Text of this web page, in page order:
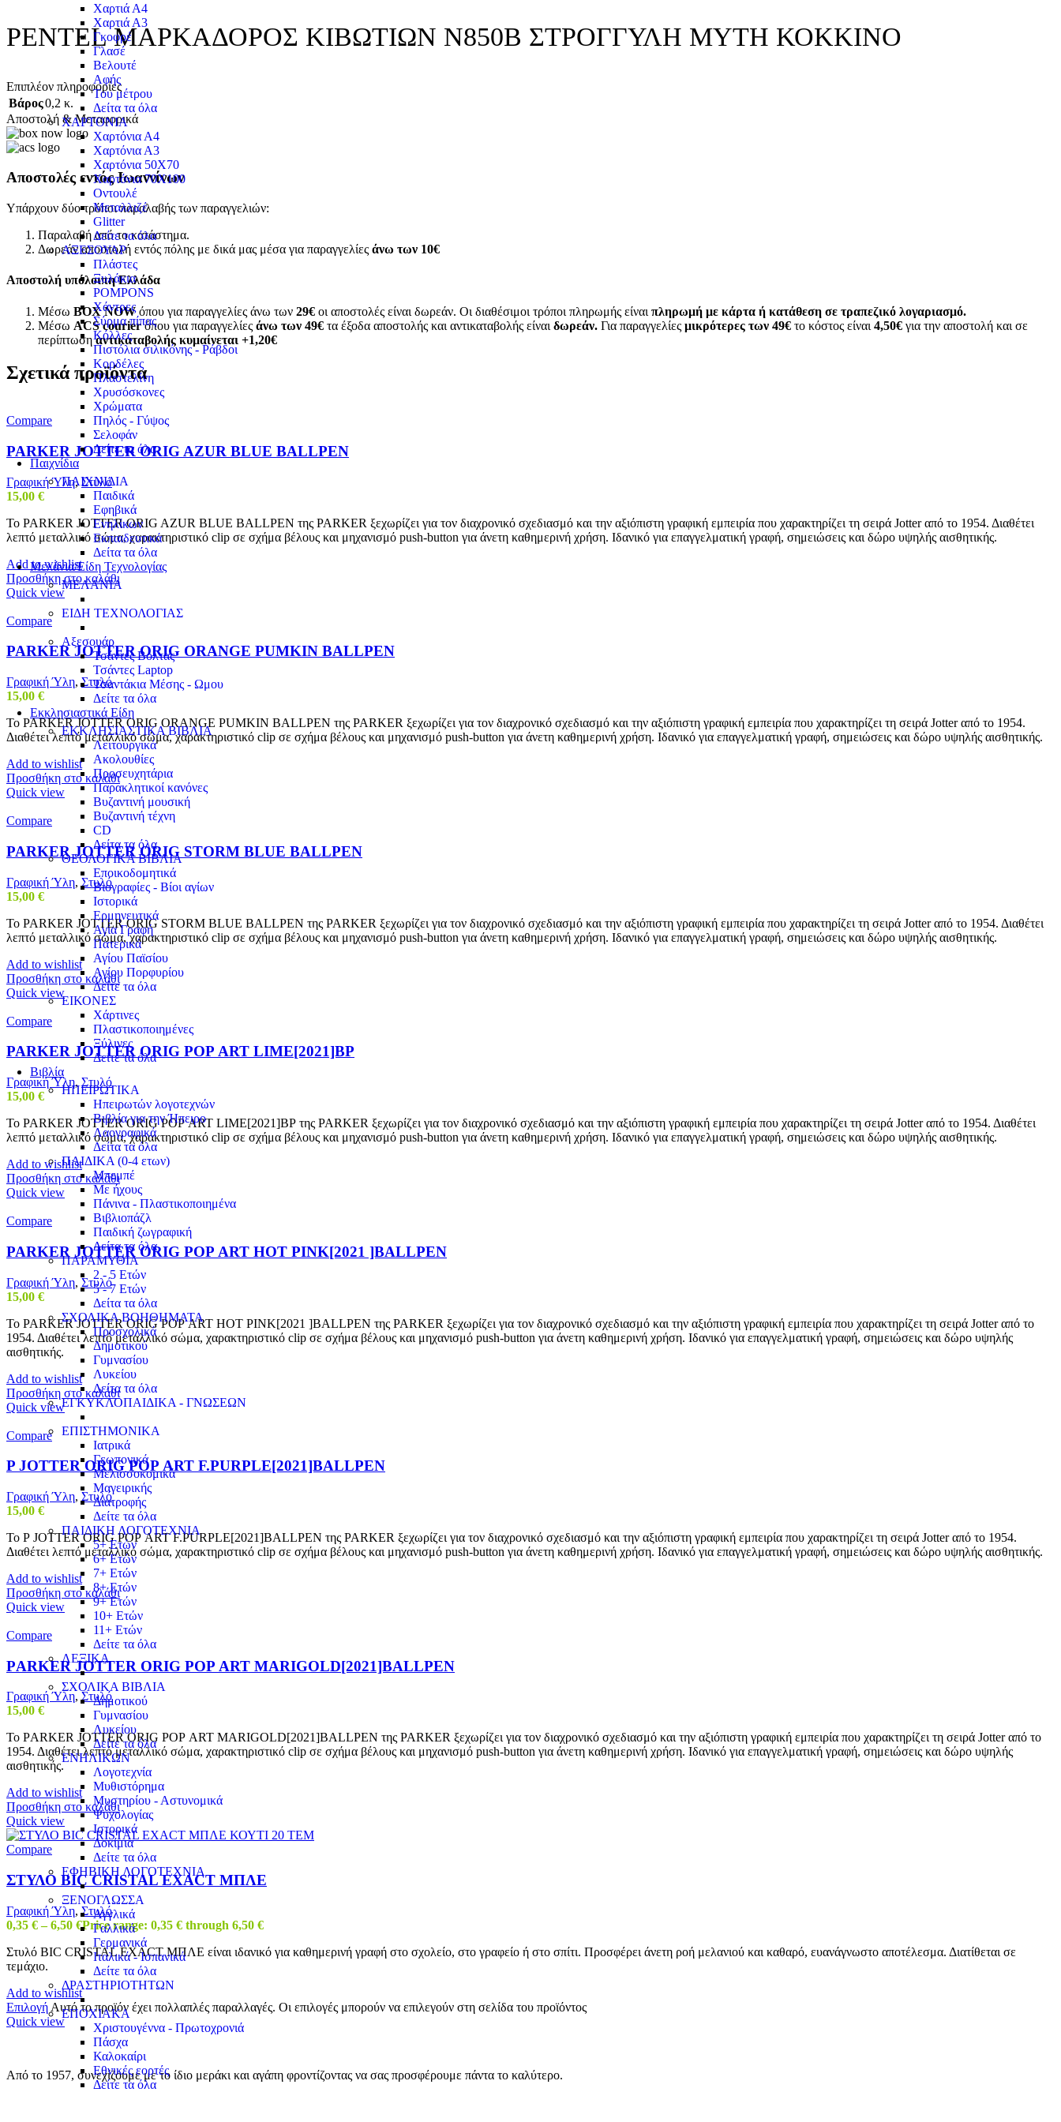
Χαρτιά Α4
Χαρτιά Α3
Γκοφρέ
Γλασέ
Βελουτέ
Αφής
Του μέτρου
Δείτα τα όλα
ΧΑΡΤΟΝΙΑ
Χαρτόνια Α4
Χαρτόνια Α3
Χαρτόνια 50Χ70
Χαρτόνια 70Χ100
Οντουλέ
Μεταλλιζέ
Glitter
Δείτε τα όλα
ΑΞΕΣΟΥΑΡ
Πλάστες
Ξυλάκια
POMPONS
Χάντρες
Σύρμα πίπας
Κόλλες
Πιστόλια σιλικόνης - Ράβδοι
Κορδέλες
Πλαστελίνη
Χρυσόσκονες
Χρώματα
Πηλός - Γύψος
Σελοφάν
Δείτε τα όλα
Παιχνίδια
ΠΑΙΧΝΙΔΙΑ
Παιδικά
Εφηβικά
Ενηλίκων
Εκπαιδευτικά
Δείτα τα όλα
Μελάνια/Είδη Τεχνολογίας
ΜΕΛΑΝΙΑ
ΕΙΔΗ ΤΕΧΝΟΛΟΓΙΑΣ
Αξεσουάρ
Τσάντες Βόλτας
Τσάντες Laptop
Τσαντάκια Μέσης - Ωμου
Δείτε τα όλα
Εκκλησιαστικά Είδη
ΕΚΚΛΗΣΙΑΣΤΙΚΑ ΒΙΒΛΙΑ
Λειτουργικά
Ακολουθίες
Προσευχητάρια
Παρακλητικοί κανόνες
Βυζαντινή μουσική
Βυζαντινή τέχνη
CD
Δείτα τα όλα
ΘΕΟΛΟΓΙΚΑ ΒΙΒΛΙΑ
Εποικοδομητικά
Βιογραφίες - Βίοι αγίων
Ιστορικά
Ερμηνευτικά
Αγία Γραφή
Πατερικά
Αγίου Παϊσίου
Αγίου Πορφυρίου
Δείτε τα όλα
ΕΙΚΟΝΕΣ
Χάρτινες
Πλαστικοποιημένες
Ξύλινες
Δείτε τα όλα
Βιβλία
ΗΠΕΙΡΩΤΙΚΑ
Ηπειρωτών λογοτεχνών
Βιβλία για την Ήπειρο
Λαογραφικά
Δείτα τα όλα
ΠΑΙΔΙΚΑ (0-4 ετων)
Μπεμπέ
Με ήχους
Πάνινα - Πλαστικοποιημένα
Βιβλιοπάζλ
Παιδική ζωγραφική
Δείτα τα όλα
ΠΑΡΑΜΥΘΙΑ
2 - 5 Ετών
5 - 7 Ετών
Δείτα τα όλα
ΣΧΟΛΙΚΑ ΒΟΗΘΗΜΑΤΑ
Προσχολικά
Δημοτικού
Γυμνασίου
Λυκείου
Δείτα τα όλα
ΕΓΚΥΚΛΟΠΑΙΔΙΚΑ - ΓΝΩΣΕΩΝ
ΕΠΙΣΤΗΜΟΝΙΚΑ
Ιατρικά
Γεωπονικά
Μελισσοκομικά
Μαγειρικής
Διατροφής
Δείτε τα όλα
ΠΑΙΔΙΚΗ ΛΟΓΟΤΕΧΝΙΑ
5+ Ετών
6+ Ετών
7+ Ετών
8+ Ετών
9+ Ετών
10+ Ετών
11+ Ετών
Δείτε τα όλα
ΛΕΞΙΚΑ
ΣΧΟΛΙΚΑ ΒΙΒΛΙΑ
Δημοτικού
Γυμνασίου
Λυκείου
Δείτε τα όλα
ΕΝΗΛΙΚΩΝ
Λογοτεχνία
Μυθιστόρημα
Μυστηρίου - Αστυνομικά
Ψυχολογίας
Ιστορικά
Δοκίμια
Δείτε τα όλα
ΕΦΗΒΙΚΗ ΛΟΓΟΤΕΧΝΙΑ
ΞΕΝΟΓΛΩΣΣΑ
Αγγλικά
Γαλλικά
Γερμανικά
Ιταλικά - Ισπανικά
Δείτε τα όλα
ΔΡΑΣΤΗΡΙΟΤΗΤΩΝ
ΕΠΟΧΙΑΚΑ
Χριστουγέννα - Πρωτοχρονιά
Πάσχα
Καλοκαίρι
Εθνικές εορτές
Δείτε τα όλα
ΡΕΝΤΕL ΜΑΡΚΑΔΟΡΟΣ ΚΙΒΩΤΙΩΝ Ν850Β ΣΤΡΟΓΓΥΛΗ ΜΥΤΗ ΚΟΚΚΙΝΟ
Επιπλέον πληροφορίες
Βάρος0,2 κ.
Αποστολή & Μεταφορικά
Αποστολές εντός Ιωαννίνων
Υπάρχουν δύο τρόποι παραλαβής των παραγγελιών:
Παραλαβή από το κατάστημα.
Δωρεάν αποστολή εντός πόλης με δικά μας μέσα για παραγγελίες άνω των 10€
Αποστολή υπόλοιπη Ελλάδα
Μέσω BOX NOWόπου για παραγγελίες άνω των 29€ οι αποστολές είναι δωρεάν. Οι διαθέσιμοι τρόποι πληρωμής είναι πληρωμή με κάρτα ή κατάθεση σε τραπεζικό λογαριασμό.
Μέσω ACS courierόπου για παραγγελίες άνω των 49€ τα έξοδα αποστολής και αντικαταβολής είναι δωρεάν. Για παραγγελίες μικρότερες των 49€ το κόστος είναι 4,50€ για την αποστολή και σε
περίπτωσηαντικαταβολής κυμαίνεται +1,20€
Σχετικά προϊόντα
Compare
PARKER JOTTER ORIG AZUR BLUE BALLPEN
Γραφική Ύλη, Στυλό
15,00 €
Το PARKER JOTTER ORIG AZUR BLUE BALLPEN της PARKER ξεχωρίζει για τον διαχρονικό σχεδιασμό και την αξιόπιστη γραφική εμπειρία που χαρακτηρίζει τη σειρά Jotter από το 1954. Διαθέτει
λεπτό μεταλλικό σώμα, χαρακτηριστικό clip σε σχήμα βέλους και μηχανισμό push-button για άνετη καθημερινή χρήση. Ιδανικό για επαγγελματική γραφή, σημειώσεις και δώρο υψηλής αισθητικής.
Add to wishlist
Προσθήκη στο καλάθι
Quick view
Compare
PARKER JOTTER ORIG ORANGE PUMKIN BALLPEN
Γραφική Ύλη, Στυλό
15,00 €
Το PARKER JOTTER ORIG ORANGE PUMKIN BALLPEN της PARKER ξεχωρίζει για τον διαχρονικό σχεδιασμό και την αξιόπιστη γραφική εμπειρία που χαρακτηρίζει τη σειρά Jotter από το 1954.
Διαθέτει λεπτό μεταλλικό σώμα, χαρακτηριστικό clip σε σχήμα βέλους και μηχανισμό push-button για άνετη καθημερινή χρήση. Ιδανικό για επαγγελματική γραφή, σημειώσεις και δώρο υψηλής αισθητικής.
Add to wishlist
Προσθήκη στο καλάθι
Quick view
Compare
PARKER JOTTER ORIG STORM BLUE BALLPEN
Γραφική Ύλη, Στυλό
15,00 €
Το PARKER JOTTER ORIG STORM BLUE BALLPEN της PARKER ξεχωρίζει για τον διαχρονικό σχεδιασμό και την αξιόπιστη γραφική εμπειρία που χαρακτηρίζει τη σειρά Jotter από το 1954. Διαθέτει
λεπτό μεταλλικό σώμα, χαρακτηριστικό clip σε σχήμα βέλους και μηχανισμό push-button για άνετη καθημερινή χρήση. Ιδανικό για επαγγελματική γραφή, σημειώσεις και δώρο υψηλής αισθητικής.
Add to wishlist
Προσθήκη στο καλάθι
Quick view
Compare
PARKER JOTTER ORIG ΡΟΡ ART LIME[2021]ΒΡ
Γραφική Ύλη, Στυλό
15,00 €
Το PARKER JOTTER ORIG ΡΟΡ ART LIME[2021]ΒΡ της PARKER ξεχωρίζει για τον διαχρονικό σχεδιασμό και την αξιόπιστη γραφική εμπειρία που χαρακτηρίζει τη σειρά Jotter από το 1954. Διαθέτει
λεπτό μεταλλικό σώμα, χαρακτηριστικό clip σε σχήμα βέλους και μηχανισμό push-button για άνετη καθημερινή χρήση. Ιδανικό για επαγγελματική γραφή, σημειώσεις και δώρο υψηλής αισθητικής.
Add to wishlist
Προσθήκη στο καλάθι
Quick view
Compare
PARKER JOTTER ORIG ΡΟΡ ART ΗΟΤ ΡΙΝΚ[2021 ]BALLPEN
Γραφική Ύλη, Στυλό
15,00 €
Το PARKER JOTTER ORIG ΡΟΡ ART ΗΟΤ ΡΙΝΚ[2021 ]BALLPEN της PARKER ξεχωρίζει για τον διαχρονικό σχεδιασμό και την αξιόπιστη γραφική εμπειρία που χαρακτηρίζει τη σειρά Jotter από το
1954. Διαθέτει λεπτό μεταλλικό σώμα, χαρακτηριστικό clip σε σχήμα βέλους και μηχανισμό push-button για άνετη καθημερινή χρήση. Ιδανικό για επαγγελματική γραφή, σημειώσεις και δώρο υψηλής
αισθητικής.
Add to wishlist
Προσθήκη στο καλάθι
Quick view
Compare
Ρ JOTTER ORIG ΡΟΡ ART F.PURPLE[2021]BALLPEN
Γραφική Ύλη, Στυλό
15,00 €
Το Ρ JOTTER ORIG ΡΟΡ ART F.PURPLE[2021]BALLPEN της PARKER ξεχωρίζει για τον διαχρονικό σχεδιασμό και την αξιόπιστη γραφική εμπειρία που χαρακτηρίζει τη σειρά Jotter από το 1954.
Διαθέτει λεπτό μεταλλικό σώμα, χαρακτηριστικό clip σε σχήμα βέλους και μηχανισμό push-button για άνετη καθημερινή χρήση. Ιδανικό για επαγγελματική γραφή, σημειώσεις και δώρο υψηλής αισθητικής.
Add to wishlist
Προσθήκη στο καλάθι
Quick view
Compare
ΡARKER JOTTER ORIG ΡΟΡ ART MARIGOLD[2021]BALLPEN
Γραφική Ύλη, Στυλό
15,00 €
Το ΡARKER JOTTER ORIG ΡΟΡ ART MARIGOLD[2021]BALLPEN της PARKER ξεχωρίζει για τον διαχρονικό σχεδιασμό και την αξιόπιστη γραφική εμπειρία που χαρακτηρίζει τη σειρά Jotter από το
1954. Διαθέτει λεπτό μεταλλικό σώμα, χαρακτηριστικό clip σε σχήμα βέλους και μηχανισμό push-button για άνετη καθημερινή χρήση. Ιδανικό για επαγγελματική γραφή, σημειώσεις και δώρο υψηλής
αισθητικής.
Add to wishlist
Προσθήκη στο καλάθι
Quick view
Compare
ΣΤΥΛΟ BIC CRISTAL EXACT ΜΠΛΕ
Γραφική Ύλη, Στυλό
0,35 € – 6,50 €Price range: 0,35 € through 6,50 €
Στυλό BIC CRISTAL EXACT ΜΠΛΕ είναι ιδανικό για καθημερινή γραφή στο σχολείο, στο γραφείο ή στο σπίτι. Προσφέρει άνετη ροή μελανιού και καθαρό, ευανάγνωστο αποτέλεσμα. Διατίθεται σε
τεμάχιο.
Add to wishlist
Επιλογή Αυτό το προϊόν έχει πολλαπλές παραλλαγές. Οι επιλογές μπορούν να επιλεγούν στη σελίδα του προϊόντος
Quick view
Από το 1957, συνεχίζουμε με το ίδιο μεράκι και αγάπη φροντίζοντας να σας προσφέρουμε πάντα το καλύτερο.